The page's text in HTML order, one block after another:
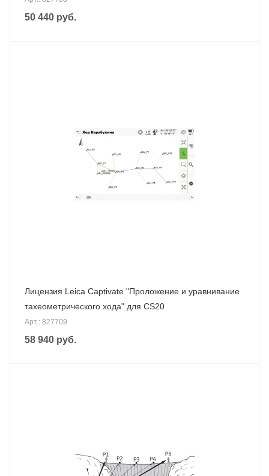
50 440 руб.
Лицензия Leica Captivate "Проложение и уравнивание
тахеометрического хода" для CS20
Арт.: 827709
58 940 руб.